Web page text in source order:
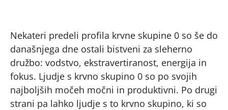
Nekateri predeli profila krvne skupine 0 so še do
današnjega dne ostali bistveni za sleherno
družbo: vodstvo, ekstravertiranost, energija in
fokus. Ljudje s krvno skupino 0 so po svojih
najboljših močeh močni in produktivni. Po drugi
strani pa lahko ljudje s to krvno skupino, ki so